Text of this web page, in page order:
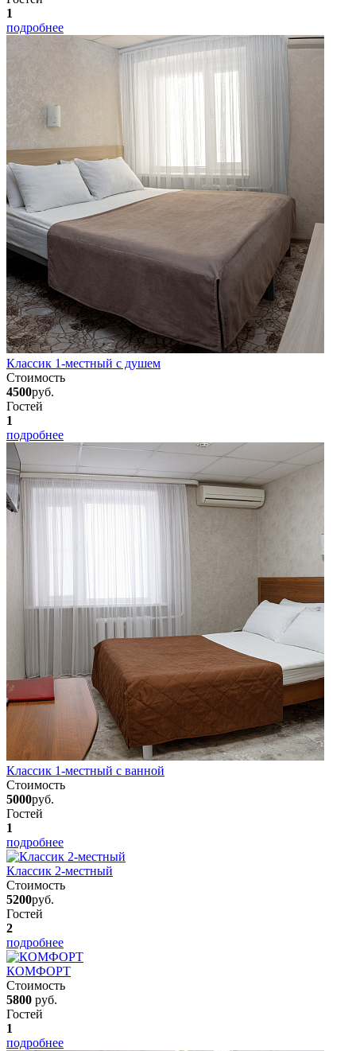
1
подробнее
Классик 1-местный с душем
Стоимость
4500руб.
Гостей
1
подробнее
Классик 1-местный с ванной
Стоимость
5000руб.
Гостей
1
подробнее
Классик 2-местный
Стоимость
5200руб.
Гостей
2
подробнее
КОМФОРТ
Стоимость
5800 руб.
Гостей
1
подробнее